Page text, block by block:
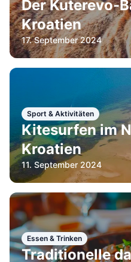
Der Kuterevo-
Kroatien
17. September 2024
Sport & Aktivitäten
Kitesurfen im
Kroatien
11. September 2024
Essen & Trinken
Traditionelle